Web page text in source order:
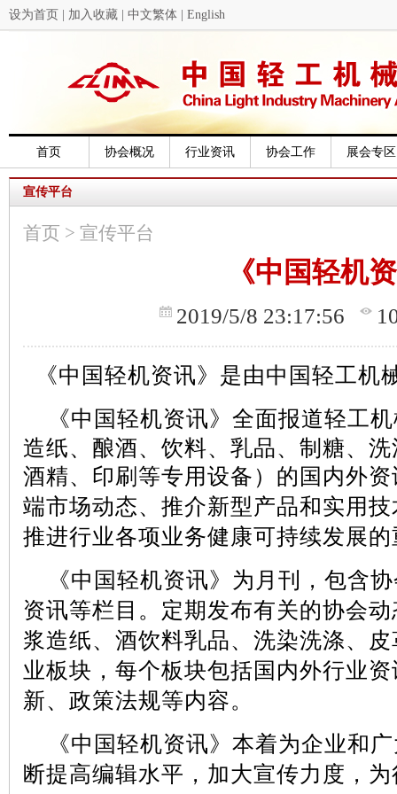
设为首页 加入收藏 中文繁体 English
首页 协会概况 行业资讯 协会工作 展会专区
宣传平台
首页 > 宣传平台
《中国轻机
2019/5/8 23:17:56
《中国轻机资讯》是由中国轻工机
《中国轻机资讯》全面报道轻工
造纸、酿酒、饮料、乳品、制糖、
酒精、印刷等专用设备 ）的国内外
端市场动态、推介新型产品和实用
推进行业各项业务健康可持续发展
《中国轻机资讯》为月刊，包含
资讯等栏目。定期发布有关的协会
浆造纸、酒饮料乳品、洗染洗涤、
业板块，每个板块包括国内外行业
新、政策法规等内容。
《中国轻机资讯》本着为企业和
断提高编辑水平，加大宣传力度，